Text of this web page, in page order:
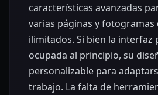
características avanzadas
varias páginas y fotogramas
ilimitados. Si bien la interfaz
ocupada al principio, su
personalizable para
trabajo. La falta de